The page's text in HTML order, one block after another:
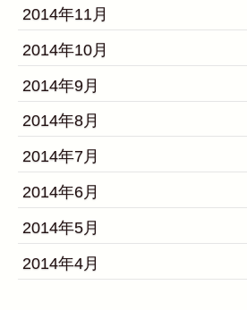
2014年11月
2014年10月
2014年9月
2014年8月
2014年7月
2014年6月
2014年5月
2014年4月